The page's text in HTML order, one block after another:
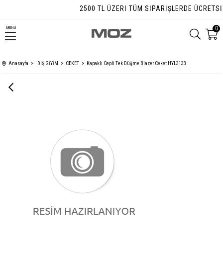
2500 TL ÜZERI TÜM SIPARIŞLERDE ÜCRETSIZ
MENU 0
Anasayfa DIŞ GİYİM CEKET Kapaklı Cepli Tek Düğme Blazer Ceket HYL3133